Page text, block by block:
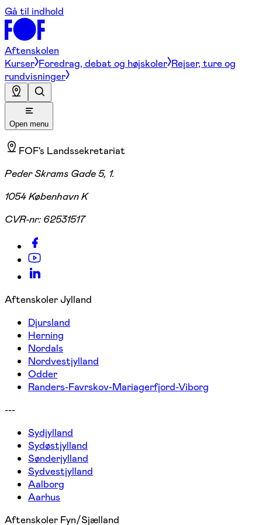
Gå til indhold
Aftenskolen
Kurser Foredrag, debat og højskoler Rejser, ture og
rundvisninger
Open menu
FOF's Landssekretariat
Peder Skrams Gade 5, 1.
1054 København K
CVR-nr: 62531517
Aftenskoler Jylland
Djursland
Herning
Nordals
Nordvestjylland
Odder
Randers-Favrskov-Mariagerfjord-Viborg
---
Sydjylland
Sydøstjylland
Sønderjylland
Sydvestjylland
Aalborg
Aarhus
Aftenskoler Fyn/Sjælland